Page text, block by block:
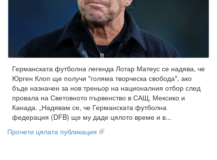
Германската футболна легенда Лотар Матеус се надява, че
Юрген Клоп ще получи "голяма творческа свобода", ако
бъде назначен за нов треньор на националния отбор след
провала на Световното първенство в САЩ, Мексико и
Канада. „Надявам се, че Германската футболна
федерация (DFB) ще му даде цялото време и в...
Прочети цялата публикация